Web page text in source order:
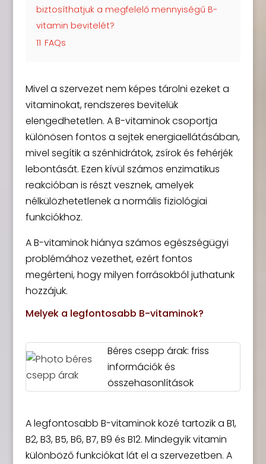
biztosíthatjuk a megfelelő mennyiségű B-
vitamin bevitelét?
11 FAQs
Mivel a szervezet nem képes tárolni ezeket a
vitaminokat, rendszeres bevitelük
elengedhetetlen. A B-vitaminok csoportja
különösen fontos a sejtek energiaellátásában,
mivel segítik a szénhidrátok, zsírok és fehérjék
lebontását. Ezen kívül számos enzimatikus
reakcióban is részt vesznek, amelyek
nélkülözhetetlenek a normális fiziológiai
funkciókhoz.
A B-vitaminok hiánya számos egészségügyi
problémához vezethet, ezért fontos
megérteni, hogy milyen forrásokból juthatunk
hozzájuk.
Melyek a legfontosabb B-vitaminok?
Béres csepp árak: friss
információk és
összehasonlítások
A legfontosabb B-vitaminok közé tartozik a B1,
B2, B3, B5, B6, B7, B9 és B12. Mindegyik vitamin
különböző funkciókat lát el a szervezetben. A